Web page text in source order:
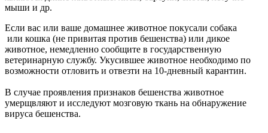
мыши и др.
Если вас или ваше домашнее животное покусали собака
или кошка (не привитая против бешенства) или дикое
животное, немедленно сообщите в государственную
ветеринарную службу. Укусившее животное необходимо по
возможности отловить и отвезти на 10-дневный карантин.
В случае проявления признаков бешенства животное
умерщвляют и исследуют мозговую ткань на обнаружение
вируса бешенства.